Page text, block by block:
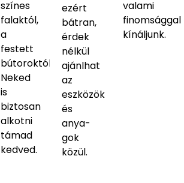
színes
falaktól,
a
festett
bútoroktól
Neked
is
biztosan
alkotni
támad
kedved.
ezért
bátran,
érdek
nélkül
ajánlhat
az
eszközök
és
anya-
gok
közül.
valami
finomsággal
kínáljunk.